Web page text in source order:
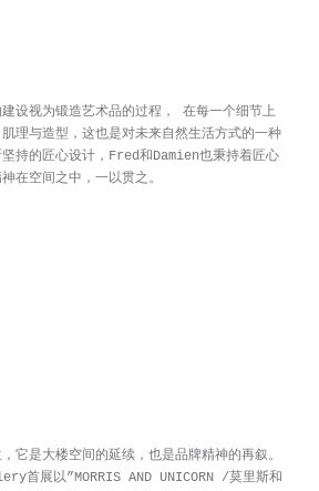
设视为锻造艺术品的过程， 在每一个细节上
理与造型，这也是对未来自然生活方式的一种
持的匠心设计，Fred和Damien也秉持着匠心
在空间之中，一以贯之。
它是大楼空间的延续，也是品牌精神的再叙。
展以”MORRIS AND UNICORN /莫里斯和